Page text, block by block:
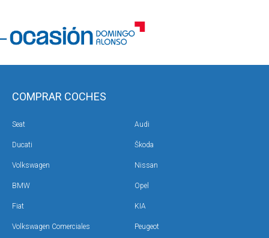
COMPRAR COCHES
Seat Audi
Ducati Škoda
Volkswagen Nissan
BMW Opel
Fiat KIA
Volkswagen Comerciales Peugeot